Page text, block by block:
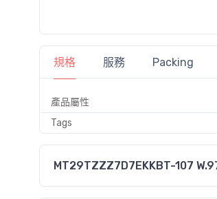
規格 服務 Packing
產品屬性
Tags
MT29TZZZ7D7EKKBT-107